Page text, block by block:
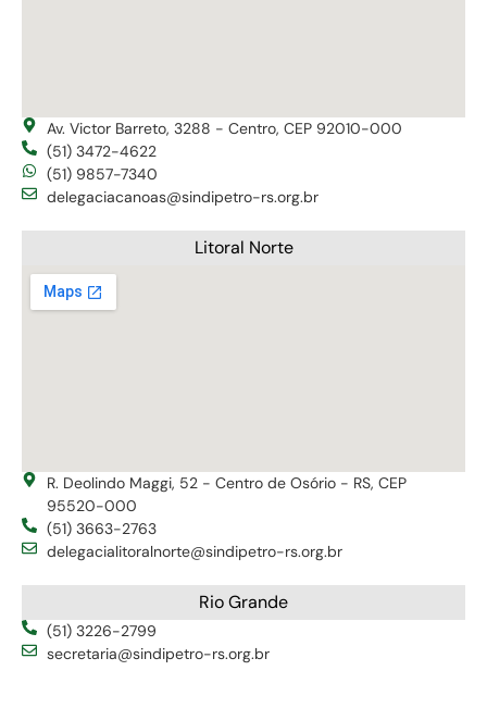
Av. Victor Barreto, 3288 - Centro, CEP 92010-000
(51) 3472-4622
(51) 9857-7340
delegaciacanoas@sindipetro-rs.org.br
Litoral Norte
R. Deolindo Maggi, 52 - Centro de Osório - RS, CEP
95520-000
(51) 3663-2763
delegacialitoralnorte@sindipetro-rs.org.br
Rio Grande
(51) 3226-2799
secretaria@sindipetro-rs.org.br